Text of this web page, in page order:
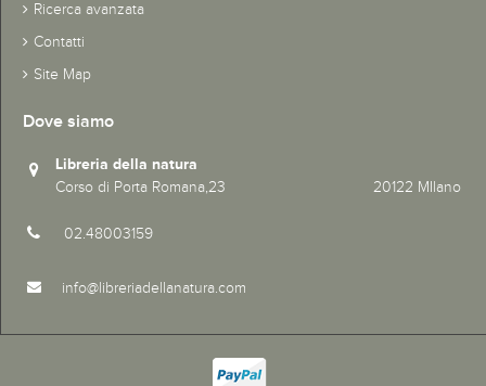
Ricerca avanzata
Contatti
Site Map
Dove siamo
Libreria della natura
Corso di Porta Romana,23 20122 MIlano
02.48003159
info@libreriadellanatura.com